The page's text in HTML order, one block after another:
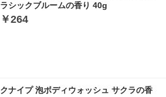
ラシックブルームの香り 40g
￥264
クナイプ 泡ボディウォッシュ サクラの香